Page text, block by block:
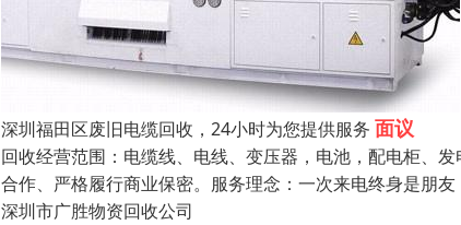
深圳福田区废旧电缆回收，24小时为您提供服务 面议
回收经营范围：电缆线、电线、变压器，电池，配电柜、
合作、严格履行商业保密。服务理念：一次来电终身是朋
深圳市广胜物资回收公司